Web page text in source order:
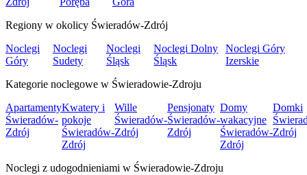
Regiony w okolicy Świeradów-Zdrój
Noclegi
Góry
Noclegi
Sudety
Noclegi
Śląsk
Noclegi Dolny
Śląsk
Noclegi Góry
Izerskie
Kategorie noclegowe w Świeradowie-Zdroju
Apartamenty
Świeradów-
Zdrój
Kwatery i
pokoje
Świeradów-
Zdrój
Wille
Świeradów-
Zdrój
Pensjonaty
Świeradów-
Zdrój
Domy
wakacyjne
Świeradów-
Zdrój
Domki
Zdrój
Noclegi z udogodnieniami w Świeradowie-Zdroju